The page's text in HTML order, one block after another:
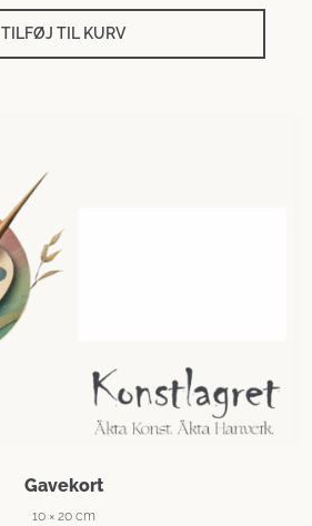
TILFØJ TIL KURV
Gavekort
10 × 20 cm